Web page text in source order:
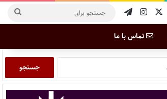
تماس با ما